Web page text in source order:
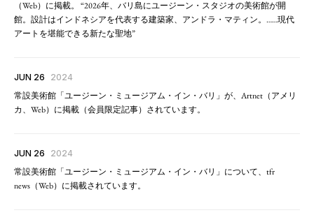
（Web）に掲載。 “2026年、バリ島にユージーン・スタジオの美術館が開
館。設計はインドネシアを代表する建築家、アンドラ・マティン。……現代
アートを堪能できる新たな聖地”
JUN 26 2024
常設美術館「ユージーン・ミュージアム・イン・バリ」が、Artnet（アメリ
カ、Web）に掲載（会員限定記事）されています。
JUN 26 2024
常設美術館「ユージーン・ミュージアム・イン・バリ」について、tfr
news（Web）に掲載されています。